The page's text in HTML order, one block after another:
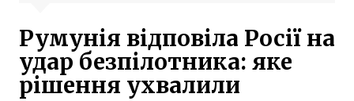
Румунія відповіла Росії на
удар безпілотника: яке
рішення ухвалили